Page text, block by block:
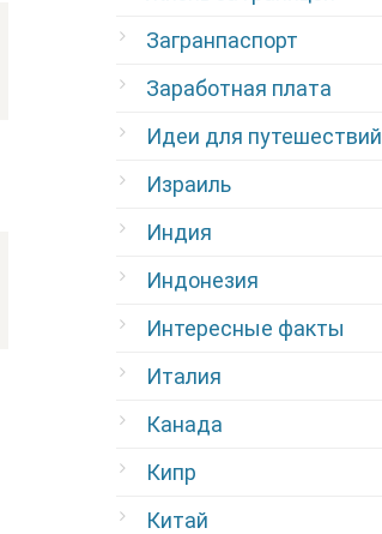
Загранпаспорт
Заработная плата
Идеи для путешествий
Израиль
Индия
Индонезия
Интересные факты
Италия
Канада
Кипр
Китай